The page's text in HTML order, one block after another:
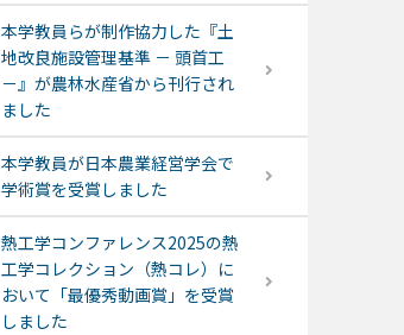
本学教員らが制作協力した『土
地改良施設管理基準 － 頭首工
－』が農林水産省から刊行され
ました
本学教員が日本農業経営学会で
学術賞を受賞しました
熱工学コンファレンス2025の熱
工学コレクション（熱コレ）に
おいて「最優秀動画賞」を受賞
しました